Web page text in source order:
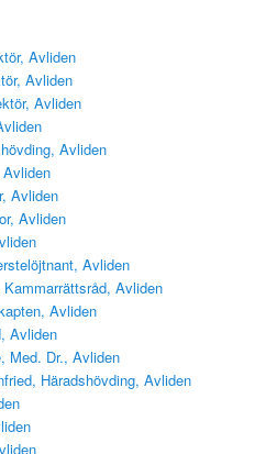
Avliden
Avliden
Avliden
Avliden
Avliden
Avliden
Avliden
Avliden
Avliden
Avliden
Med. Dr., Avliden
Häradshövding, Avliden